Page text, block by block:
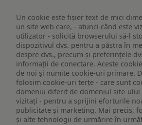
Un cookie este fişier text de mici
un site web care, - atunci când este
utilizator - solicită browserului să-l
dispozitivul dvs. pentru a păstra în
despre dvs., precum și preferințele
informații de conectare. Aceste
de noi și numite cookie-uri primare.
folosim cookie-uri terțe - care sunt
domeniu diferit de domeniul site-ului
vizitați - pentru a sprijini eforturile
publicitate și marketing. Mai precis,
și alte tehnologii de urmărire în